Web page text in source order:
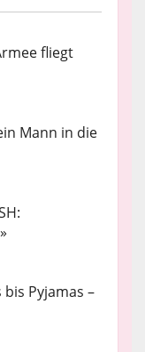
fliegt
Mann in die
Pyjamas –